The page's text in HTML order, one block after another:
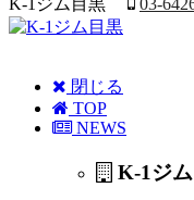
閉じる
TOP
NEWS
K-1ジ